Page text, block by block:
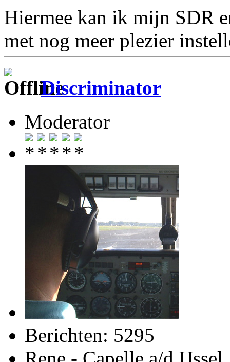
Hiermee kan ik mijn SDR
met nog meer plezier
Discriminator
Moderator
Berichten: 5295